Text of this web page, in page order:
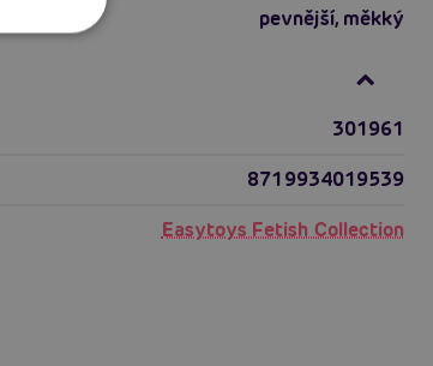
pevnější, měkký
301961
8719934019539
Easytoys Fetish Collection